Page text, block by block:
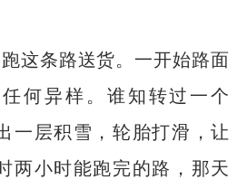
这条路送货。一开始路面
何异样。谁知转过一个
一层积雪，轮胎打滑，让
两小时能跑完的路，那天